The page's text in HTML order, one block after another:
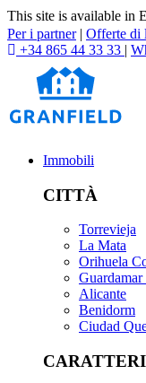
This site is available in
Per i partner | Offerte di
+34 865 44 33 33 |
Immobili
CITTÀ
Torrevieja
La Mata
Orihuela
Guardamar
Alicante
Benidorm
Ciudad